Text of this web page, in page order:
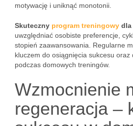
motywację i uniknąć monotonii.
Skuteczny program treningowy dla
uwzględniać osobiste preferencje,
stopień zaawansowania. Regularne
kluczem do osiągnięcia sukcesu oraz
podczas domowych treningów.
Wzmocnienie
regeneracja –